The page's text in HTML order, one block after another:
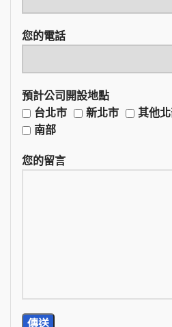
您的電話
預計公司開設地點
台北市
新北市 其他
南部
您的留言